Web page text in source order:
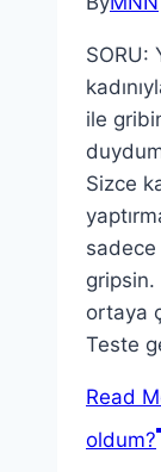
SORU:
ile
Sizce
gripsin.
ortaya
Teste
Read
oldum?